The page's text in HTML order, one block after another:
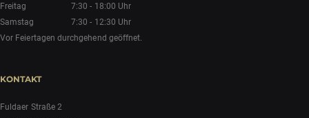
Freitag
7:30 - 18:00 Uhr
Samstag
7:30 - 12:30 Uhr
Vor Feiertagen durchgehend geöffnet.
KONTAKT
Fuldaer Straße 2